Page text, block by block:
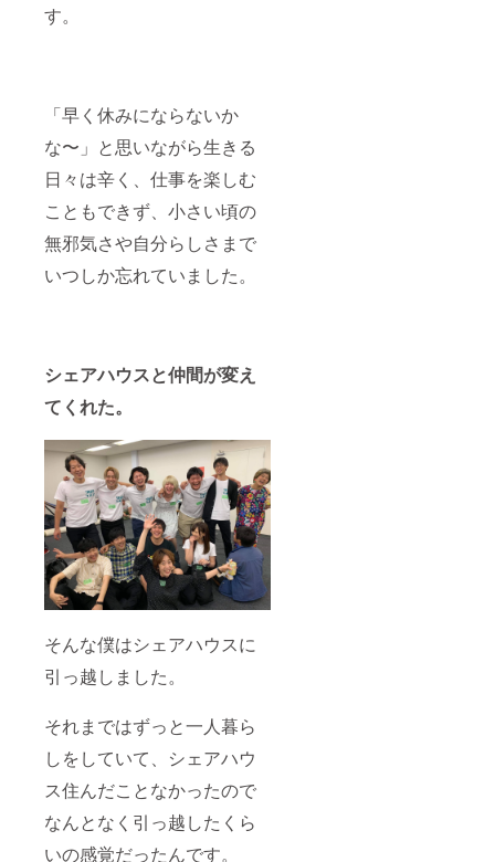
す。
「早く休みにならないか
な〜」と思いながら生きる
日々は辛く、仕事を楽しむ
こともできず、小さい頃の
無邪気さや自分らしさまで
いつしか忘れていました。
シェアハウスと仲間が変え
てくれた。
そんな僕はシェアハウスに
引っ越しました。
それまではずっと一人暮ら
しをしていて、シェアハウ
ス住んだことなかったので
なんとなく引っ越したくら
いの感覚だったんです。